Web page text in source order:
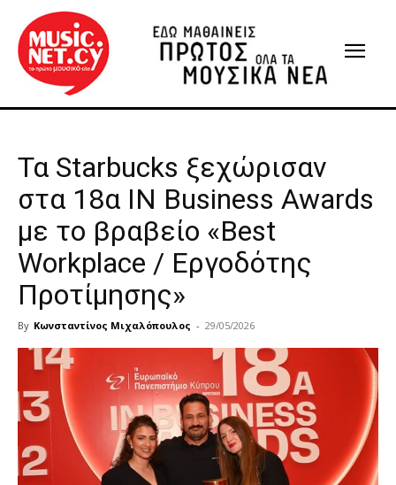
Τα Starbucks ξεχώρισαν
στα 18α IN Business Awards
με το βραβείο «Best
Workplace / Εργοδότης
Προτίμησης»
By Κωνσταντίνος Μιχαλόπουλος - 29/05/2026